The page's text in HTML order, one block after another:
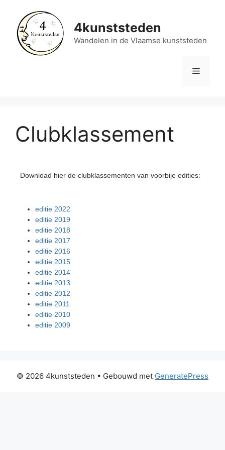
4kunststeden
Wandelen in de Vlaamse kunststeden
Clubklassement
Download hier de clubklassementen van voorbije edities:
editie 2022
editie 2019
editie 2018
editie 2017
editie 2016
editie 2015
editie 2014
editie 2013
editie 2012
editie 2011
editie 2010
editie 2009
© 2026 4kunststeden • Gebouwd met GeneratePress